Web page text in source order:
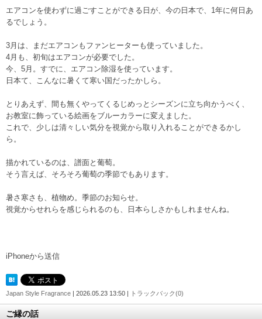
エアコンを使わずに過ごすことができる日が、今の日本で、1年に何日あ
るでしょう。
3月は、まだエアコンもファンヒーターも使っていました。
4月も、初旬はエアコンが必要でした。
今、5月。すでに、エアコン除湿を使っています。
日本て、こんなに暑くて寒い国だったかしら。
とりあえず、間も無くやってくるじめっとシーズンに立ち向かうべく、
お教室に飾っている絵画をブルーカラーに変えました。
これで、少しは清々しい気分を視覚から取り入れることができるかし
ら。
描かれているのは、譜面と葡萄。
そう言えば、そろそろ葡萄の季節でもあります。
暑さ寒さも、植物め。季節のお知らせ。
視覚からせれらを感じられるのも、日本らしさかもしれませんね。
iPhoneから送信
Japan Style Fragrance | 2026.05.23 13:50 | トラックバック(0)
ご縁の話